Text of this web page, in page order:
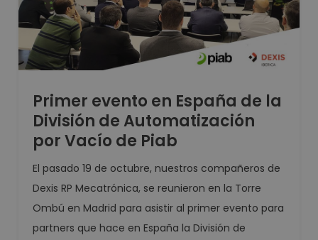
Primer evento en España de la
División de Automatización
por Vacío de Piab
El pasado 19 de octubre, nuestros compañeros de
Dexis RP Mecatrónica, se reunieron en la Torre
Ombú en Madrid para asistir al primer evento para
partners que hace en España la División de